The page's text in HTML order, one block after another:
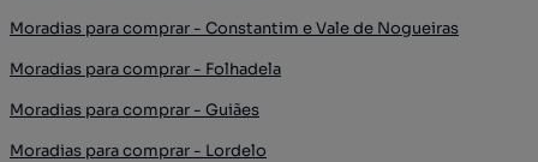
Moradias para comprar - Constantim e Vale de Nogueiras
Moradias para comprar - Folhadela
Moradias para comprar - Guiães
Moradias para comprar - Lordelo